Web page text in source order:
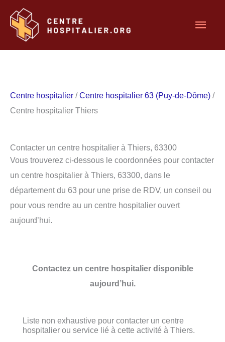
contenu
Centre hospitalier /Centre hospitalier 63 (Puy-de-Dôme) /
Centre hospitalier Thiers
Contacter un centre hospitalier à Thiers, 63300
Vous trouverez ci-dessous le coordonnées pour contacter
un centre hospitalier à Thiers, 63300, dans le
département du 63 pour une prise de RDV, un conseil ou
pour vous rendre au un centre hospitalier ouvert
aujourd’hui.
Contactez un centre hospitalier disponible
aujourd’hui.
Liste non exhaustive pour contacter un centre
hospitalier ou service lié à cette activité à Thiers.